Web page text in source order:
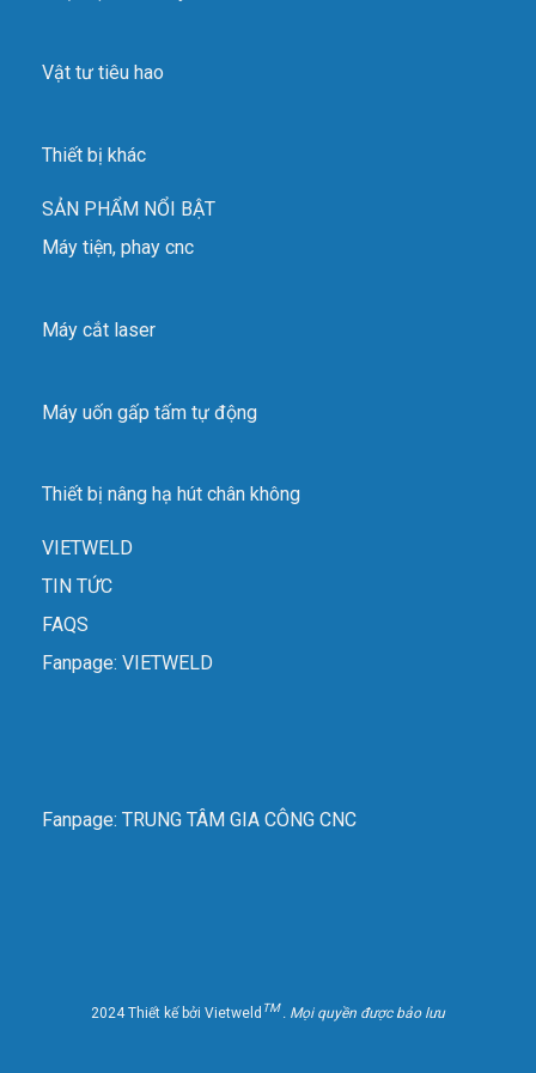
Vật tư tiêu hao
Thiết bị khác
SẢN PHẨM NỔI BẬT
Máy tiện, phay cnc
Máy cắt laser
Máy uốn gấp tấm tự động
Thiết bị nâng hạ hút chân không
VIETWELD
TIN TỨC
FAQS
Fanpage: VIETWELD
Fanpage: TRUNG TÂM GIA CÔNG CNC
2024 Thiết kế bởi Vietweld TM. Mọi quyền được bảo lưu